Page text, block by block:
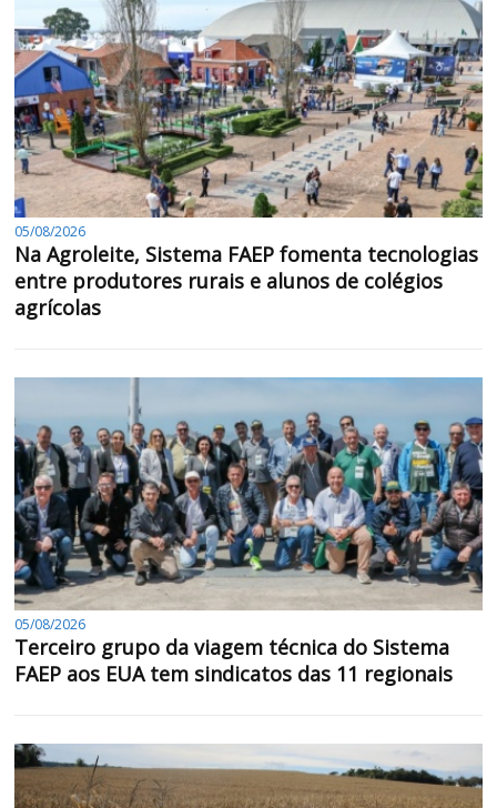
05/08/2026
Na Agroleite, Sistema FAEP fomenta tecnologias
entre produtores rurais e alunos de colégios
agrícolas
05/08/2026
Terceiro grupo da viagem técnica do Sistema
FAEP aos EUA tem sindicatos das 11 regionais